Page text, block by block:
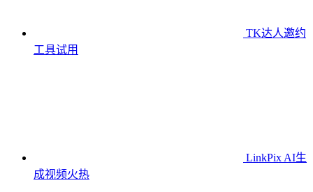
TK达人邀约
工具试用
LinkPix AI生
成视频火热